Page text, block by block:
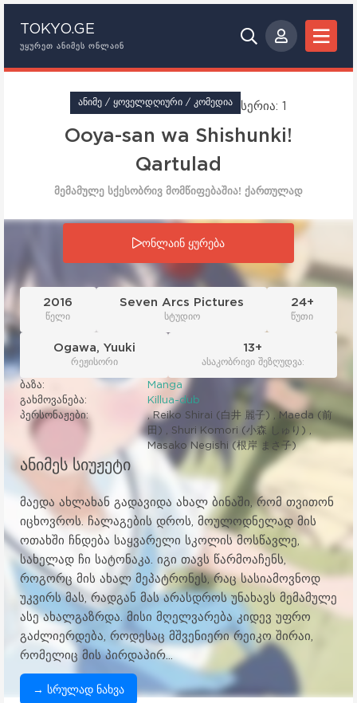
TOKYO.GE
ᲣᲧᲣᲠᲔᲗ ᲐᲜᲘᲛᲔᲡ ᲝᲜᲚᲐᲘᲜ
ᲐᲜᲘᲛᲔ / ᲧᲝᲕᲔᲚᲓᲦᲘᲣᲠᲘ / ᲙᲝᲛᲔᲓᲘᲐ სერია: 1
Ooya-san wa Shishunki!
Qartulad
მემამულე სქესობრივ მომწიფებაშია! ქართულად
ონლაინ ყურება
2016
წელი
Seven Arcs Pictures
სტუდიო
24+
წუთი
Ogawa, Yuuki
რეჟისორი
13+
ასაკობრივი შეზღუდვა:
ბაზა:
Manga
გახმოვანება:
Killua-dub
პერსონაჟები:
, Reiko Shirai (白井 麗子) , Maeda (前
田) , Shuri Komori (小森 しゅり) ,
Masako Negishi (根岸 まさ子)
ანიმეს სიუჟეტი
მაედა ახლახან გადავიდა ახალ ბინაში, რომ თვითონ
იცხოვროს. ჩალაგების დროს, მოულოდნელად მის
ოთახში ჩნდება საყვარელი სკოლის მოსწავლე,
სახელად ჩი სატონაკა. იგი თავს წარმოაჩენს,
როგორც მის ახალ მეპატრონეს, რაც სასიამოვნოდ
უკვირს მას, რადგან მას არასდროს უნახავს მემამულე
ასე ახალგაზრდა. მისი მღელვარება კიდევ უფრო
გაძლიერდება, როდესაც მშვენიერი რეიკო შირაი,
რომელიც მის პირდაპირ...
→ სრულად ნახვა